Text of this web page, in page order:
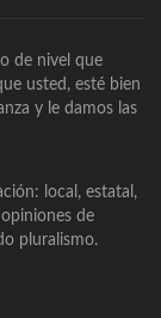
de nivel que
usted, esté bien
y le damos las
local, estatal,
de
pluralismo.